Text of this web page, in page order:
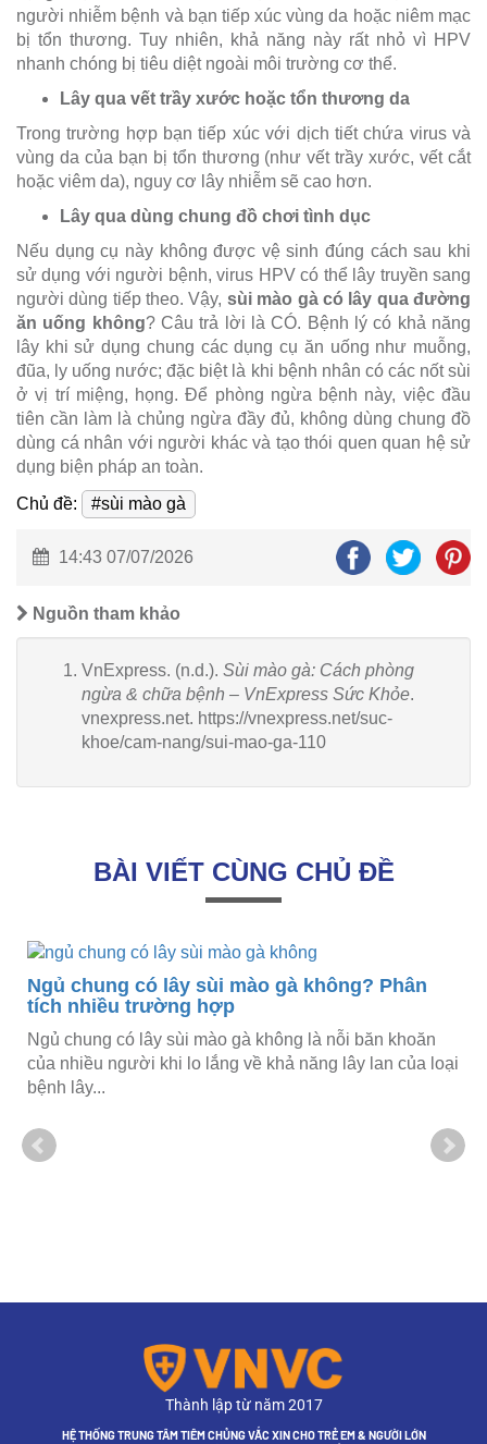
người nhiễm bệnh và bạn tiếp xúc vùng da hoặc niêm mạc
bị tổn thương. Tuy nhiên, khả năng này rất nhỏ vì HPV
nhanh chóng bị tiêu diệt ngoài môi trường cơ thể.
Lây qua vết trầy xước hoặc tổn thương da
Trong trường hợp bạn tiếp xúc với dịch tiết chứa virus và
vùng da của bạn bị tổn thương (như vết trầy xước, vết cắt
hoặc viêm da), nguy cơ lây nhiễm sẽ cao hơn.
Lây qua dùng chung đồ chơi tình dục
Nếu dụng cụ này không được vệ sinh đúng cách sau khi
sử dụng với người bệnh, virus HPV có thể lây truyền sang
người dùng tiếp theo. Vậy, sùi mào gà có lây qua đường
ăn uống không? Câu trả lời là CÓ. Bệnh lý có khả năng
lây khi sử dụng chung các dụng cụ ăn uống như muỗng,
đũa, ly uống nước; đặc biệt là khi bệnh nhân có các nốt sùi
ở vị trí miệng, họng. Để phòng ngừa bệnh này, việc đầu
tiên cần làm là chủng ngừa đầy đủ, không dùng chung đồ
dùng cá nhân với người khác và tạo thói quen quan hệ sử
dụng biện pháp an toàn.
Chủ đề:
#sùi mào gà
14:43 07/07/2026
Nguồn tham khảo
VnExpress. (n.d.). Sùi mào gà: Cách phòng
ngừa & chữa bệnh – VnExpress Sức Khỏe.
vnexpress.net. https://vnexpress.net/suc-
khoe/cam-nang/sui-mao-ga-110
BÀI VIẾT CÙNG CHỦ ĐỀ
loại
Thành lập từ năm 2017
HỆ THỐNG TRUNG TÂM TIÊM CHỦNG VẮC XIN CHO TRẺ EM & NGƯỜI LỚN